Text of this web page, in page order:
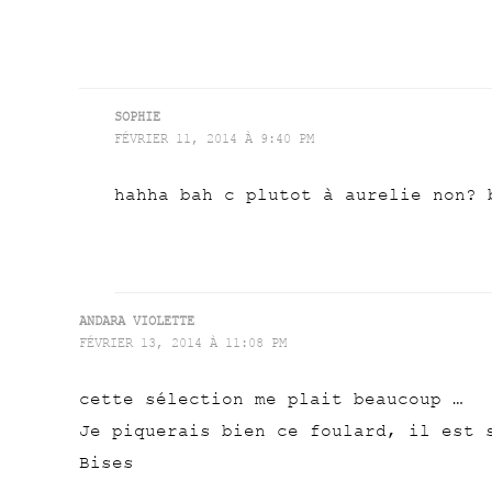
SOPHIE
FÉVRIER 11, 2014 À 9:40 PM
hahha bah c plutot à aurelie non?
ANDARA VIOLETTE
FÉVRIER 13, 2014 À 11:08 PM
cette sélection me plait beaucoup …
Je piquerais bien ce foulard, il est
Bises